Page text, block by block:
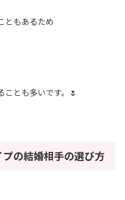
ともあるため
とも多いです。🌷
の結婚相手の選び方